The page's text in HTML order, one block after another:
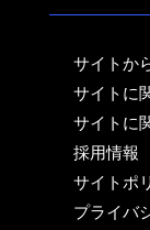
サイトか
サイトに
サイトに
採用情報
サイトポ
プライバ